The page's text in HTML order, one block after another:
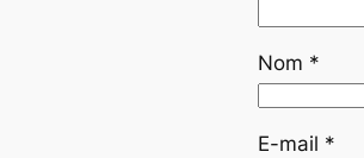
Nom *
E-mail *